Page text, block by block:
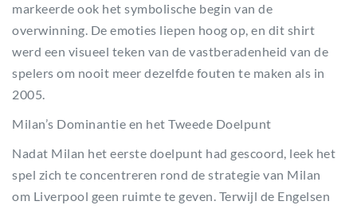
markeerde ook het symbolische begin van de
overwinning. De emoties liepen hoog op, en dit shirt
werd een visueel teken van de vastberadenheid van de
spelers om nooit meer dezelfde fouten te maken als in
2005.
Milan’s Dominantie en het Tweede Doelpunt
Nadat Milan het eerste doelpunt had gescoord, leek het
spel zich te concentreren rond de strategie van Milan
om Liverpool geen ruimte te geven. Terwijl de Engelsen